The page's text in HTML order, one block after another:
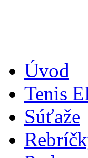
Úvod
Tenis
Súťaže